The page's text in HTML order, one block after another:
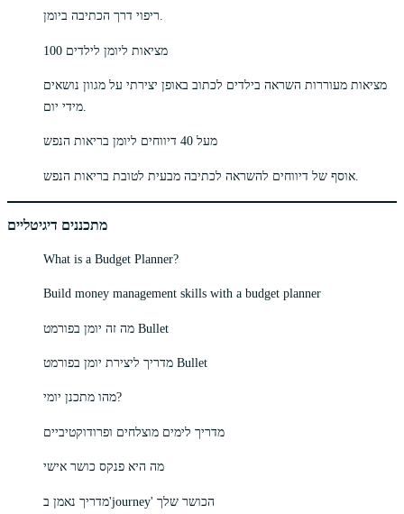
ריפוי דרך הכתיבה ביומן.
100 מציאות ליומן לילדים
מציאות מעוררות השראה בילדים לכתוב באופן יצירתי על מגוון נושאים
מעל 40 דיווחים ליומן בריאות הנפש
מתכננים דיגיטליים
What is a Budget Planner?
Build money management skills with a budget planner
מה זה יומן בפורמט Bullet
מדריך ליצירת יומן בפורמט Bullet
מהו מתכנן יומי?
מדריך לימים מוצלחים ופרודוקטיביים
מה היא פנקס כושר אישי
מדריך נאמן ב'journey' הכושר שלך